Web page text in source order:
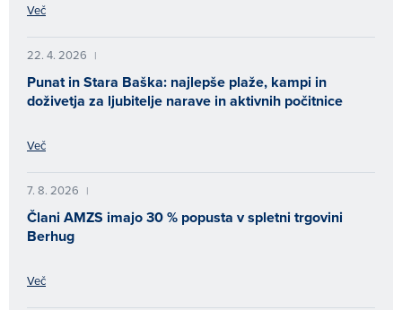
Več
22. 4. 2026 |
Punat in Stara Baška: najlepše plaže, kampi in
doživetja za ljubitelje narave in aktivnih počitnice
Več
7. 8. 2026 |
Člani AMZS imajo 30 % popusta v spletni trgovini
Berhug
Več